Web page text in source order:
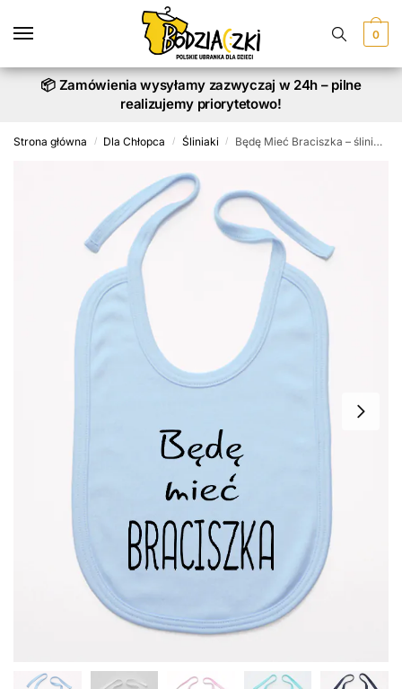
0
📦 Zamówienia wysyłamy zazwyczaj w 24h – pilne
realizujemy priorytetowo!
Strona główna / Dla Chłopca / Śliniaki / Będę Mieć Braciszka – śliniak dla niemowląt z nadrukiem